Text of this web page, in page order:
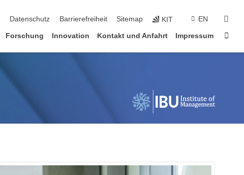
Datenschutz Barrierefreiheit Sitemap KIT EN
Forschung Innovation Kontakt und Anfahrt Impressum